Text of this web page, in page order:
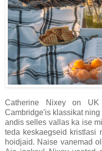
Catherine Nixey on
Cambridge'is klassikat
andis selles vallas ka ise
teda keskaegseid kristlasi
hoidjaid. Naise vanemad